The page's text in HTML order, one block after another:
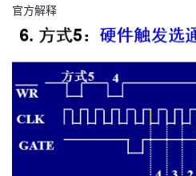
官方解释